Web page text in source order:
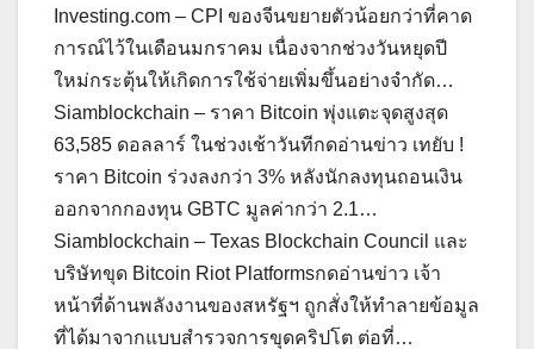
Investing.com – CPI ของจีนขยายตัวน้อยกว่าที่คาด
การณ์ไว้ในเดือนมกราคม เนื่องจากช่วงวันหยุดปี
ใหม่กระตุ้นให้เกิดการใช้จ่ายเพิ่มขึ้นอย่างจำกัด…
Siamblockchain – ราคา Bitcoin พุ่งแตะจุดสูงสุด
63,585 ดอลลาร์ ในช่วงเช้าวันทีกดอ่านข่าว เทยับ !
ราคา Bitcoin ร่วงลงกว่า 3% หลังนักลงทุนถอนเงิน
ออกจากกองทุน GBTC มูลค่ากว่า 2.1…
Siamblockchain – Texas Blockchain Council และ
บริษัทขุด Bitcoin Riot Platformsกดอ่านข่าว เจ้า
หน้าที่ด้านพลังงานของสหรัฐฯ ถูกสั่งให้ทำลายข้อมูล
ที่ได้มาจากแบบสำรวจการขุดคริปโต ต่อที่…